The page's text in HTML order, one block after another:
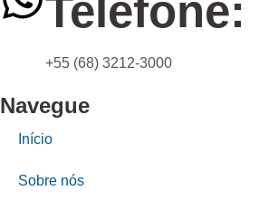
Telefone:
+55 (68) 3212-3000
Navegue
Início
Sobre nós